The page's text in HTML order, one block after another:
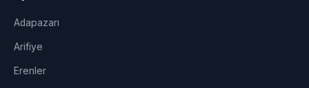
Adapazarı
Arifiye
Erenler